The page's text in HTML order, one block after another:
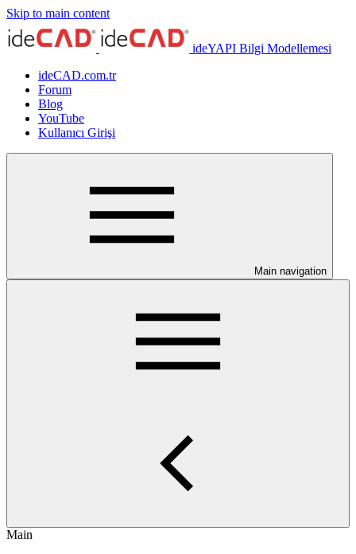
Skip to main content
ideYAPI Bilgi Modellemesi
ideCAD.com.tr
Forum
Blog
YouTube
Kullanıcı Girişi
Main navigation
Main